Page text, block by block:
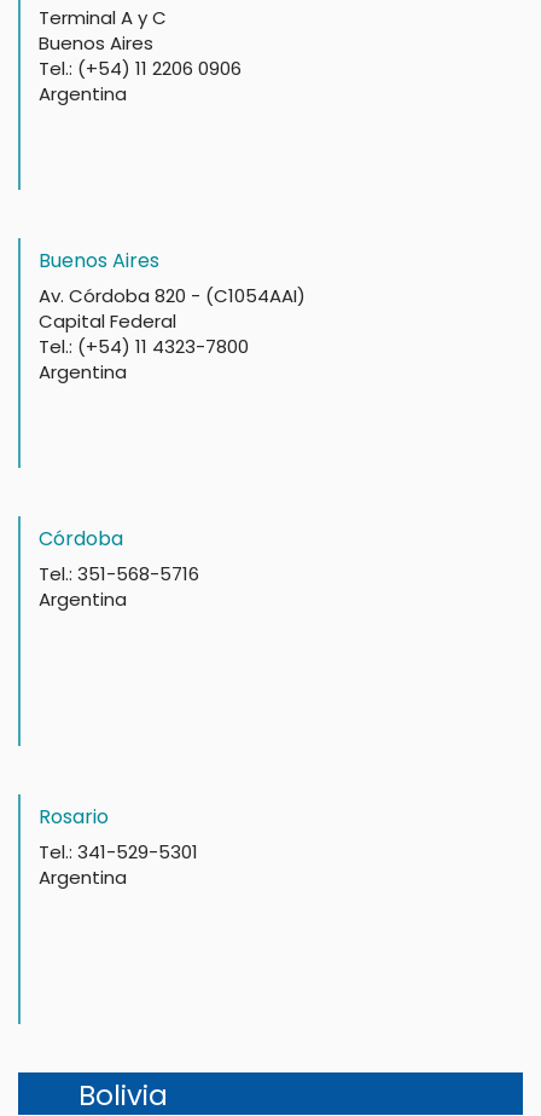
Terminal A y C
Buenos Aires
Tel.: (+54) 11 2206 0906
Argentina
Buenos Aires
Av. Córdoba 820 - (C1054AAI)
Capital Federal
Tel.: (+54) 11 4323-7800
Argentina
Córdoba
Tel.: 351-568-5716
Argentina
Rosario
Tel.: 341-529-5301
Argentina
Bolivia